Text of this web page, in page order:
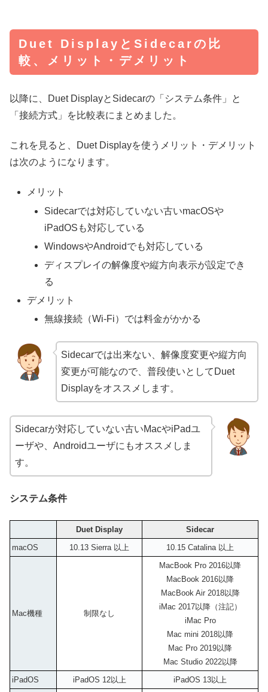
Duet DisplayとSidecarの比
較、メリット・デメリット
以降に、Duet DisplayとSidecarの「システム条件」と
「接続方式」を比較表にまとめました。
これを見ると、Duet Displayを使うメリット・デメリット
は次のようになります。
メリット
Sidecarでは対応していない古いmacOSや
iPadOSも対応している
WindowsやAndroidでも対応している
ディスプレイの解像度や縦方向表示が設定でき
る
デメリット
無線接続（Wi-Fi）では料金がかかる
Sidecarでは出来ない、解像度変更や縦方向
変更が可能なので、普段使いとしてDuet
Displayをオススメします。
Sidecarが対応していない古いMacやiPadユ
ーザや、Androidユーザにもオススメしま
す。
システム条件
Duet Display
Sidecar
macOS
10.13 Sierra 以上 10.15 Catalina 以上
Mac機種 制限なし
MacBook Pro 2016以降
MacBook 2016以降
MacBook Air 2018以降
iMac 2017以降（注記）
iMac Pro
Mac mini 2018以降
Mac Pro 2019以降
Mac Studio 2022以降
iPadOS
iPadOS 12以上 iPadOS 13以上